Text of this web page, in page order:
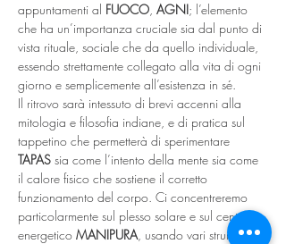
appuntamenti al FUOCO, AGNI; l’elemento
che ha un’importanza cruciale sia dal punto di
vista rituale, sociale che da quello individuale,
essendo strettamente collegato alla vita di ogni
giorno e semplicemente all’esistenza in sé.
Il ritrovo sarà intessuto di brevi accenni alla
mitologia e filosofia indiane, e di pratica sul
tappetino che permetterà di sperimentare
TAPAS sia come l’intento della mente sia come
il calore fisico che sostiene il corretto
funzionamento del corpo. Ci concentreremo
particolarmente sul plesso solare e sul centro
energetico MANIPURA, usando vari strumenti